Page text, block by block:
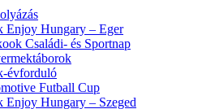
Enjoy Hungary – Eger
Családi- és Sportnap
évforduló
Futball Cup
Enjoy Hungary – Szeged